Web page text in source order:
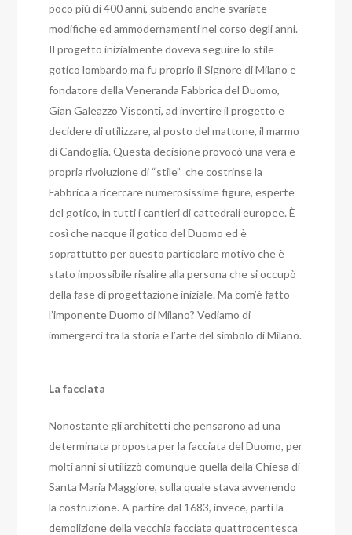
poco più di 400 anni, subendo anche svariate
modifiche ed ammodernamenti nel corso degli anni.
Il progetto inizialmente doveva seguire lo stile
gotico lombardo ma fu proprio il Signore di Milano e
fondatore della Veneranda Fabbrica del Duomo,
Gian Galeazzo Visconti, ad invertire il progetto e
decidere di utilizzare, al posto del mattone, il marmo
di Candoglia. Questa decisione provocò una vera e
propria rivoluzione di “stile” che costrinse la
Fabbrica a ricercare numerosissime figure, esperte
del gotico, in tutti i cantieri di cattedrali europee. È
così che nacque il gotico del Duomo ed è
soprattutto per questo particolare motivo che è
stato impossibile risalire alla persona che si occupò
della fase di progettazione iniziale. Ma com’è fatto
l’imponente Duomo di Milano? Vediamo di
immergerci tra la storia e l’arte del simbolo di Milano.
La facciata
Nonostante gli architetti che pensarono ad una
determinata proposta per la facciata del Duomo, per
molti anni si utilizzò comunque quella della Chiesa di
Santa Maria Maggiore, sulla quale stava avvenendo
la costruzione. A partire dal 1683, invece, partì la
demolizione della vecchia facciata quattrocentesca